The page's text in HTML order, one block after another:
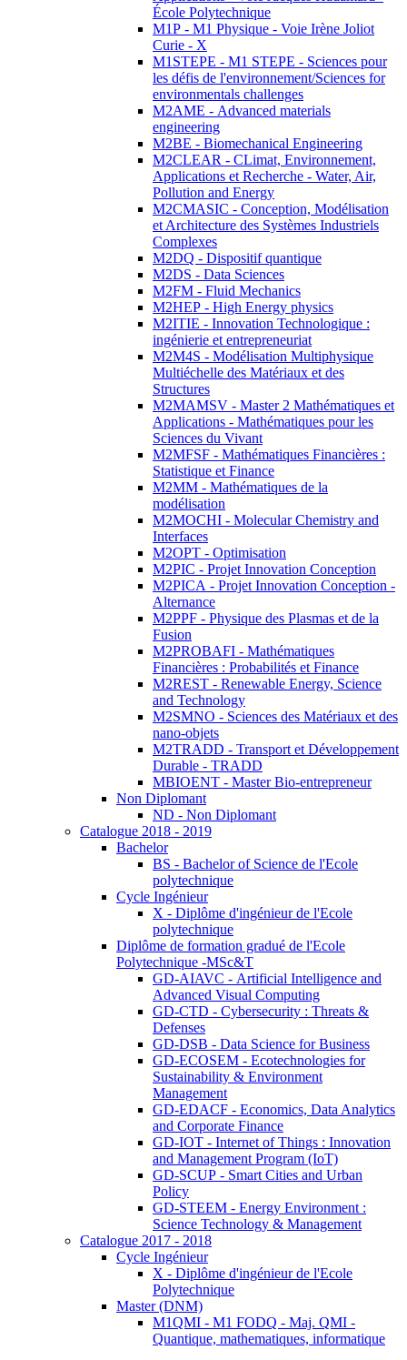
École Polytechnique
M1P - M1 Physique - Voie Irène Joliot
Curie - X
M1STEPE - M1 STEPE - Sciences pour
les défis de l'environnement/Sciences for
environmentals challenges
M2AME - Advanced materials
engineering
M2BE - Biomechanical Engineering
M2CLEAR - CLimat, Environnement,
Applications et Recherche - Water, Air,
Pollution and Energy
M2CMASIC - Conception, Modélisation
et Architecture des Systèmes Industriels
Complexes
M2DQ - Dispositif quantique
M2DS - Data Sciences
M2FM - Fluid Mechanics
M2HEP - High Energy physics
M2ITIE - Innovation Technologique :
ingénierie et entrepreneuriat
M2M4S - Modélisation Multiphysique
Multiéchelle des Matériaux et des
Structures
M2MAMSV - Master 2 Mathématiques et
Applications - Mathématiques pour les
Sciences du Vivant
M2MFSF - Mathématiques Financières :
Statistique et Finance
M2MM - Mathématiques de la
modélisation
M2MOCHI - Molecular Chemistry and
Interfaces
M2OPT - Optimisation
M2PIC - Projet Innovation Conception
M2PICA - Projet Innovation Conception -
Alternance
M2PPF - Physique des Plasmas et de la
Fusion
M2PROBAFI - Mathématiques
Financières : Probabilités et Finance
M2REST - Renewable Energy, Science
and Technology
M2SMNO - Sciences des Matériaux et des
nano-objets
M2TRADD - Transport et Développement
Durable - TRADD
MBIOENT - Master Bio-entrepreneur
Non Diplomant
ND - Non Diplomant
Catalogue 2018 - 2019
Bachelor
BS - Bachelor of Science de l'Ecole
polytechnique
Cycle Ingénieur
X - Diplôme d'ingénieur de l'Ecole
polytechnique
Diplôme de formation gradué de l'Ecole
Polytechnique -MSc&T
GD-AIAVC - Artificial Intelligence and
Advanced Visual Computing
GD-CTD - Cybersecurity : Threats &
Defenses
GD-DSB - Data Science for Business
GD-ECOSEM - Ecotechnologies for
Sustainability & Environment
Management
GD-EDACF - Economics, Data Analytics
and Corporate Finance
GD-IOT - Internet of Things : Innovation
and Management Program (IoT)
GD-SCUP - Smart Cities and Urban
Policy
GD-STEEM - Energy Environment :
Science Technology & Management
Catalogue 2017 - 2018
Cycle Ingénieur
X - Diplôme d'ingénieur de l'Ecole
Polytechnique
Master (DNM)
M1QMI - M1 FODQ - Maj. QMI -
Quantique, mathematiques, informatique